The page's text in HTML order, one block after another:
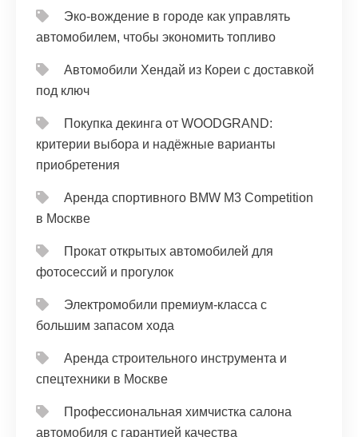
Эко-вождение в городе как управлять
автомобилем, чтобы экономить топливо
Автомобили Хендай из Кореи с доставкой
под ключ
Покупка декинга от WOODGRAND:
критерии выбора и надёжные варианты
приобретения
Аренда спортивного BMW M3 Competition
в Москве
Прокат открытых автомобилей для
фотосессий и прогулок
Электромобили премиум-класса с
большим запасом хода
Аренда строительного инструмента и
спецтехники в Москве
Профессиональная химчистка салона
автомобиля с гарантией качества